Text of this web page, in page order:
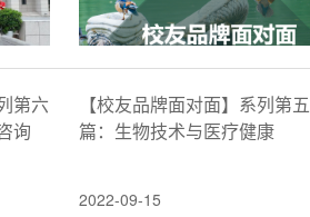
第六
询
【校友品牌面对面】系列第五
篇：生物技术与医疗健康
2022-09-15